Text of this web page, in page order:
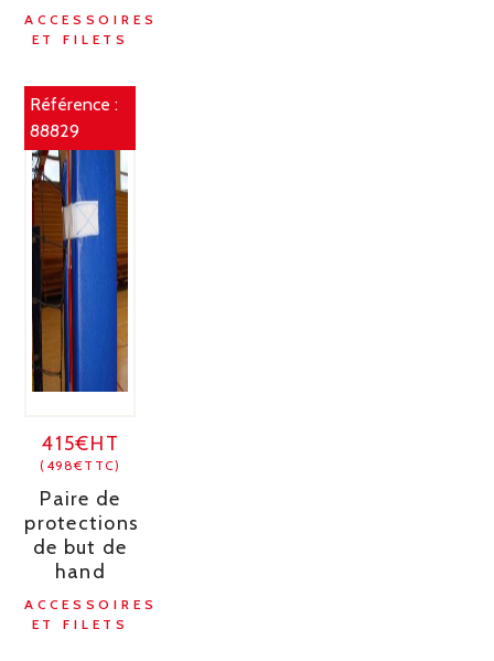
ACCESSOIRES
ET FILETS
Référence :
88829
415€HT
(498€TTC)
Paire de
protections
de but de
hand
ACCESSOIRES
ET FILETS